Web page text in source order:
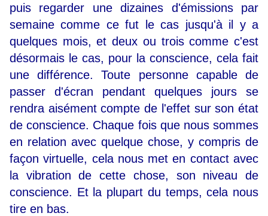
puis regarder une dizaines d'émissions par
semaine comme ce fut le cas jusqu'à il y a
quelques mois, et deux ou trois comme c'est
désormais le cas, pour la conscience, cela fait
une différence. Toute personne capable de
passer d'écran pendant quelques jours se
rendra aisément compte de l'effet sur son état
de conscience. Chaque fois que nous sommes
en relation avec quelque chose, y compris de
façon virtuelle, cela nous met en contact avec
la vibration de cette chose, son niveau de
conscience. Et la plupart du temps, cela nous
tire en bas.